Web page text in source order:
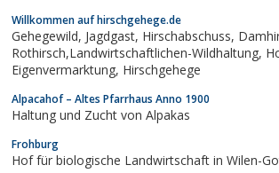
Willkommen auf hirschgehege.de
Gehegewild, Jagdgast, Hirschabschuss,
Rothirsch,Landwirtschaftlichen-Wildhaltung,
Eigenvermarktung, Hirschgehege
Alpacahof – Altes Pfarrhaus Anno 1900
Haltung und Zucht von Alpakas
Frohburg
Hof für biologische Landwirtschaft in Wilen-